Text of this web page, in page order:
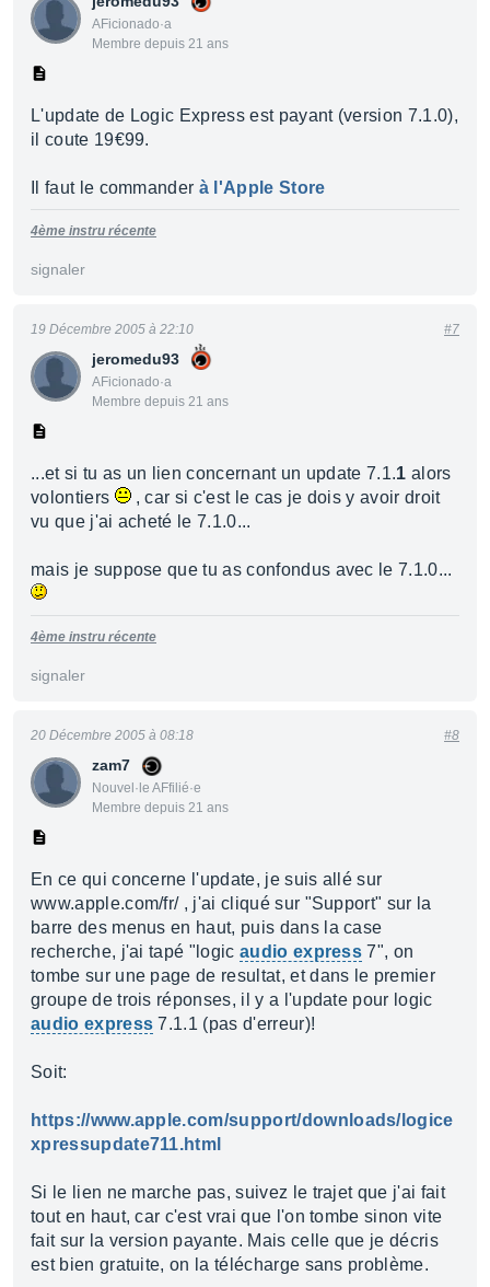
AFicionado·a
Membre depuis 21 ans
L'update de Logic Express est payant (version 7.1.0),
il coute 19€99.
Il faut le commander à l'Apple Store
4ème instru récente
signaler
jeromedu93
AFicionado·a
Membre depuis 21 ans
19 Décembre 2005 à 22:10 #7
...et si tu as un lien concernant un update 7.1.1 alors
volontiers
, car si c'est le cas je dois y avoir droit
vu que j'ai acheté le 7.1.0...
mais je suppose que tu as confondus avec le 7.1.0...
4ème instru récente
signaler
zam7
Nouvel·le AFfilié·e
Membre depuis 21 ans
20 Décembre 2005 à 08:18 #8
En ce qui concerne l'update, je suis allé sur
www.apple.com/fr/ , j'ai cliqué sur "Support" sur la
barre des menus en haut, puis dans la case
recherche, j'ai tapé "logic audio express 7", on
tombe sur une page de resultat, et dans le premier
groupe de trois réponses, il y a l'update pour logic
audio express 7.1.1 (pas d'erreur)!
Soit:
https://www.apple.com/support/downloads/logice
xpressupdate711.html
Si le lien ne marche pas, suivez le trajet que j'ai fait
tout en haut, car c'est vrai que l'on tombe sinon vite
fait sur la version payante. Mais celle que je décris
est bien gratuite, on la télécharge sans problème.